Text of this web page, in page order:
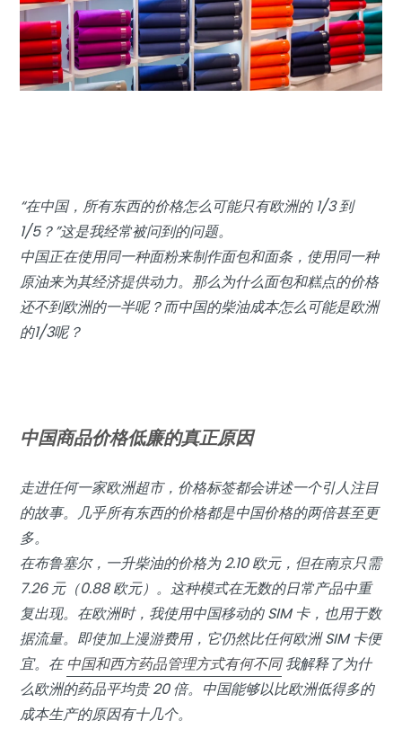
“在中国，所有东西的价格怎么可能只有欧洲的 1/3 到
1/5？”这是我经常被问到的问题。
中国正在使用同一种面粉来制作面包和面条，使用同一种
原油来为其经济提供动力。那么为什么面包和糕点的价格
还不到欧洲的一半呢？而中国的柴油成本怎么可能是欧洲
的1/3呢？
中国商品价格低廉的真正原因
走进任何一家欧洲超市，价格标签都会讲述一个引人注目
的故事。几乎所有东西的价格都是中国价格的两倍甚至更
多。
在布鲁塞尔，一升柴油的价格为 2.10 欧元，但在南京只需
7.26 元（0.88 欧元）。这种模式在无数的日常产品中重
复出现。在欧洲时，我使用中国移动的 SIM 卡，也用于数
据流量。即使加上漫游费用，它仍然比任何欧洲 SIM 卡便
宜。在中国和西方药品管理方式有何不同我解释了为什
么欧洲的药品平均贵 20 倍。中国能够以比欧洲低得多的
成本生产的原因有十几个。